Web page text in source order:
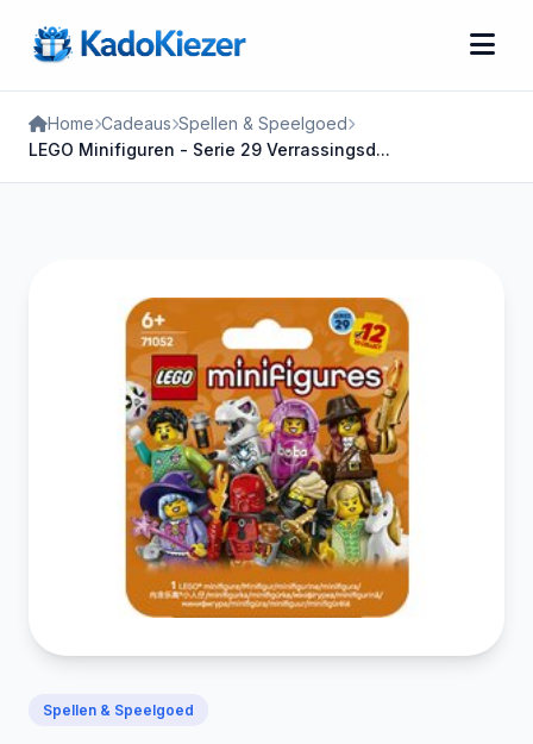
Home Cadeaus Spellen & Speelgoed
LEGO Minifiguren - Serie 29 Verrassingsd...
Spellen & Speelgoed